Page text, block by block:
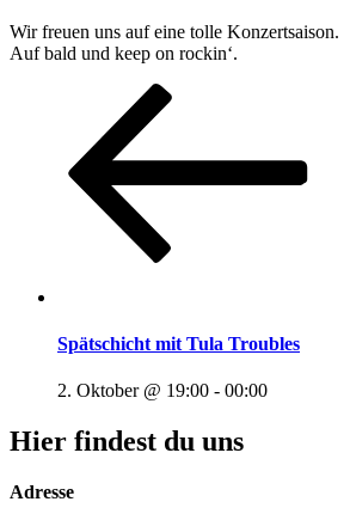
Wir freuen uns auf eine tolle Konzertsaison.
Auf bald und keep on rockin‘.
Seitennummerierung
Beiträge
Spätschicht mit Tula Troubles
2. Oktober @ 19:00 - 00:00
Hier findest du uns
Adresse